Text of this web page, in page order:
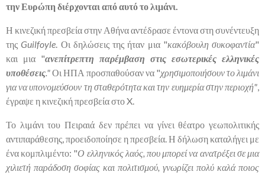
την Ευρώπη διέρχονται από αυτό το λιμάνι.
Η κινεζική πρεσβεία στην Αθήνα αντέδρασε έντονα στη συνέντευξη
τηςGuilfoyle. Οι δηλώσεις της ήταν μια "κακόβουλη συκοφαντία"
και μια "ανεπίτρεπτη παρέμβαση στις εσωτερικές ελληνικές
υποθέσεις."Οι ΗΠΑ προσπαθούσαν να "χρησιμοποιήσουν το λιμάνι
για να υπονομεύσουν τη σταθερότητα και την ευημερία στην περιοχή",
έγραψε η κινεζική πρεσβεία στο X.
Το λιμάνι του Πειραιά δεν πρέπει να γίνει θέατρο γεωπολιτικής
αντιπαράθεσης, προειδοποίησε η πρεσβεία. Η δήλωση καταλήγει με
ένα κομπλιμέντο: "Ο ελληνικός λαός, που μπορεί να ανατρέξει σε μια
χιλιετή παράδοση σοφίας και πολιτισμού, γνωρίζει πολύ καλά ποιος